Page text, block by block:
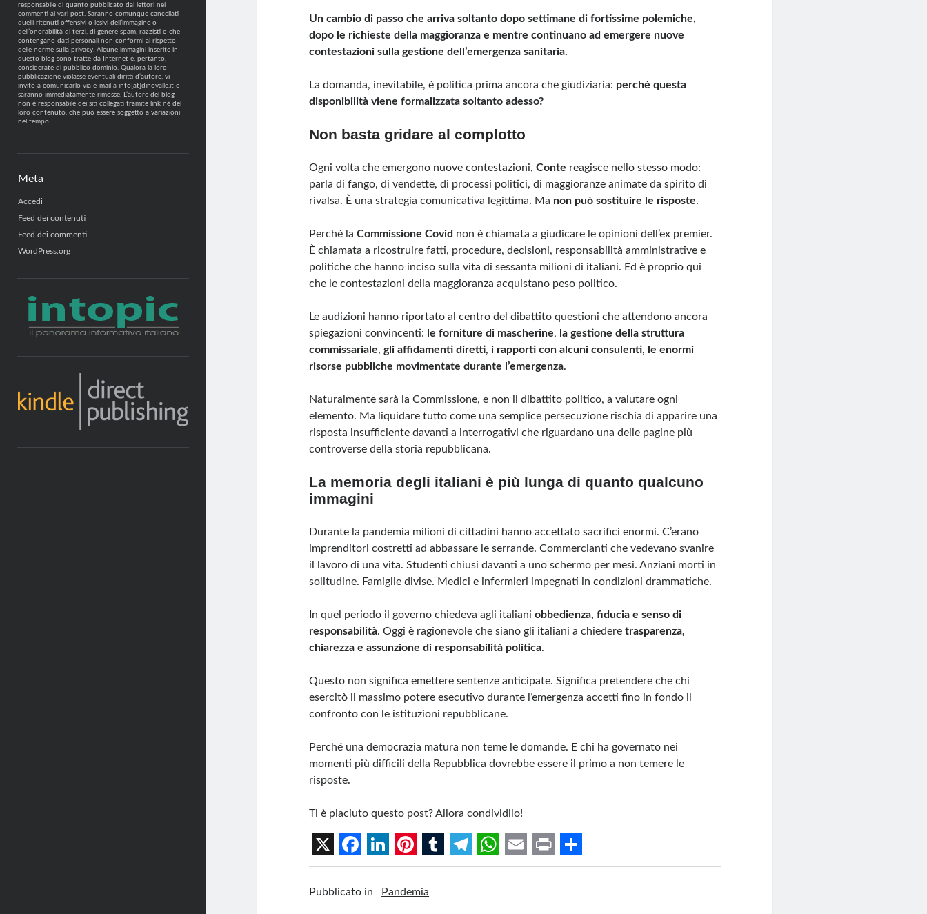
responsabile di quanto pubblicato dai lettori nei
commenti ai vari post. Saranno comunque cancellati
quelli ritenuti offensivi o lesivi dell’immagine o
dell’onorabilità di terzi, di genere spam, razzisti o che
contengano dati personali non conformi al rispetto
delle norme sulla privacy. Alcune immagini inserite in
questo blog sono tratte da Internet e, pertanto,
considerate di pubblico dominio. Qualora la loro
pubblicazione violasse eventuali diritti d’autore, vi
invito a comunicarlo via e-mail a info[at]dinovalle.it e
saranno immediatamente rimosse. L’autore del blog
non è responsabile dei siti collegati tramite link né del
loro contenuto, che può essere soggetto a variazioni
nel tempo.
Meta
Accedi
Feed dei contenuti
Feed dei commenti
WordPress.org
Un cambio di passo che arriva soltanto dopo settimane di fortissime polemiche,
dopo le richieste della maggioranza e mentre continuano ad emergere nuove
contestazioni sulla gestione dell’emergenza sanitaria.
La domanda, inevitabile, è politica prima ancora che giudiziaria: perché questa
disponibilità viene formalizzata soltanto adesso?
Non basta gridare al complotto
Ogni volta che emergono nuove contestazioni,Conte reagisce nello stesso modo:
parla di fango, di vendette, di processi politici, di maggioranze animate da spirito di
rivalsa. È una strategia comunicativa legittima. Ma non può sostituire le risposte.
Perché laCommissione Covid non è chiamata a giudicare le opinioni dell’ex premier.
È chiamata a ricostruire fatti, procedure, decisioni, responsabilità amministrative e
politiche che hanno inciso sulla vita di sessanta milioni di italiani. Ed è proprio qui
che le contestazioni della maggioranza acquistano peso politico.
Le audizioni hanno riportato al centro del dibattito questioni che attendono ancora
spiegazioni convincenti: le forniture di mascherine, la gestione della struttura
commissariale,gli affidamenti diretti,i rapporti con alcuni consulenti, le enormi
risorse pubbliche movimentate durante l’emergenza.
Naturalmente sarà la Commissione, e non il dibattito politico, a valutare ogni
elemento. Ma liquidare tutto come una semplice persecuzione rischia di apparire una
risposta insufficiente davanti a interrogativi che riguardano una delle pagine più
controverse della storia repubblicana.
La memoria degli italiani è più lunga di quanto qualcuno
immagini
Durante la pandemia milioni di cittadini hanno accettato sacrifici enormi. C’erano
imprenditori costretti ad abbassare le serrande. Commercianti che vedevano svanire
il lavoro di una vita. Studenti chiusi davanti a uno schermo per mesi. Anziani morti in
solitudine. Famiglie divise. Medici e infermieri impegnati in condizioni drammatiche.
In quel periodo il governo chiedeva agli italianiobbedienza, fiducia e senso di
responsabilità. Oggi è ragionevole che siano gli italiani a chiederetrasparenza,
chiarezza e assunzione di responsabilità politica.
Questo non significa emettere sentenze anticipate. Significa pretendere che chi
esercitò il massimo potere esecutivo durante l’emergenza accetti fino in fondo il
confronto con le istituzioni repubblicane.
Perché una democrazia matura non teme le domande. E chi ha governato nei
momenti più difficili della Repubblica dovrebbe essere il primo a non temere le
risposte.
Ti è piaciuto questo post? Allora condividilo!
X F
a
L
i
P
i
T
u
T
W E
P
S
Pubblicato in Pandemia